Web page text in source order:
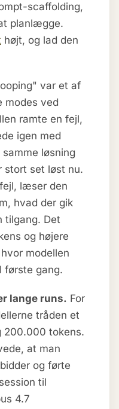
scaffolding,
planlægge.
højt, og lad den
var et af
modes ved
ramte en fejl,
igen med
løsning
stort set løst nu.
læser den
hvad der gik
tilgang. Det
og højere
modellen
første gang.
lange runs. For
tråden et
200.000 tokens.
at man
og førte
til
4.7